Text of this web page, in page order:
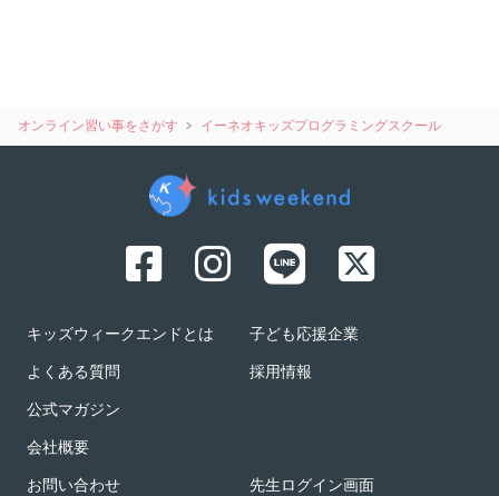
オンライン習い事をさがす イーネオキッズプログラミングスクール
キッズウィークエンドとは
よくある質問
公式マガジン
会社概要
子ども応援企業
採用情報
お問い合わせ 先生ログイン画面